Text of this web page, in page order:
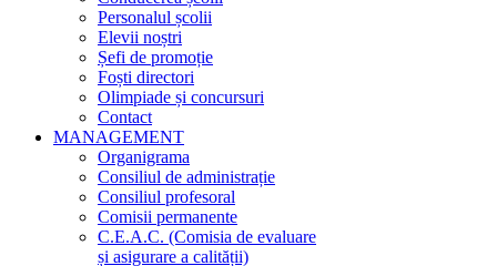
Personalul școlii
Elevii noștri
Șefi de promoție
Foști directori
Olimpiade și concursuri
Contact
MANAGEMENT
Organigrama
Consiliul de administrație
Consiliul profesoral
Comisii permanente
C.E.A.C. (Comisia de evaluare
și asigurare a calității)